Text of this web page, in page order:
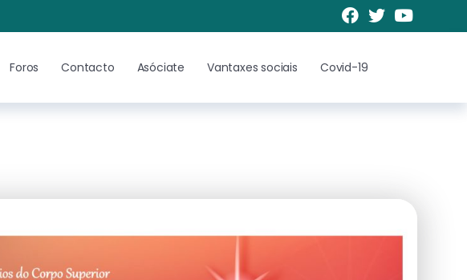
Foros Contacto Asóciate Vantaxes sociais Covid-19